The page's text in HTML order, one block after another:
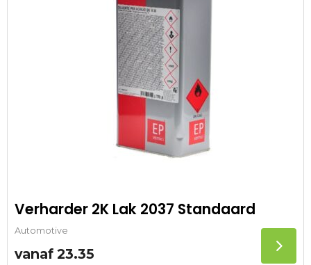
Verharder 2K Lak 2037 Standaard
Automotive
vanaf 23.35